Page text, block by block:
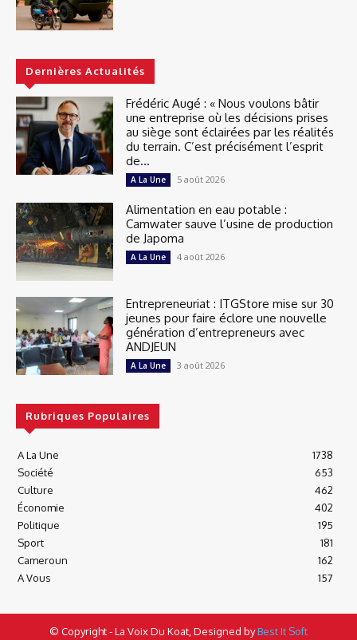
Dernières Actualités
Frédéric Augé : « Nous voulons bâtir
une entreprise où les décisions prises
au siège sont éclairées par les réalités
du terrain. C’est précisément l’esprit
de...
A La Une 5 août 2026
Alimentation en eau potable :
Camwater sauve l’usine de production
de Japoma
A La Une 4 août 2026
Entrepreneuriat : ITGStore mise sur 30
jeunes pour faire éclore une nouvelle
génération d’entrepreneurs avec
ANDJEUN
A La Une 3 août 2026
Rubriques Populaires
A La Une
1738
Société
653
Culture
462
Économie
402
Politique
195
Sport
181
Cameroun
162
A Vous
157
© Copyright - La Voix Du Koat, Designed byBest It Soft